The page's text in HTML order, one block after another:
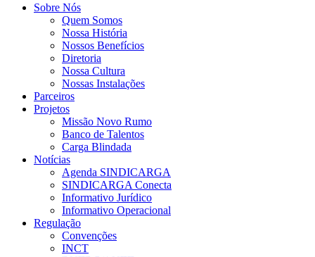
Sobre Nós
Quem Somos
Nossa História
Nossos Benefícios
Diretoria
Nossa Cultura
Nossas Instalações
Parceiros
Projetos
Missão Novo Rumo
Banco de Talentos
Carga Blindada
Notícias
Agenda SINDICARGA
SINDICARGA Conecta
Informativo Jurídico
Informativo Operacional
Regulação
Convenções
INCT